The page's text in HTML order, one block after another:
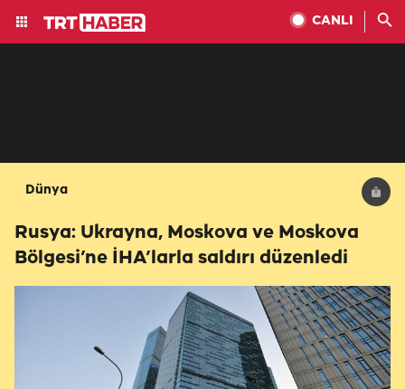
CANLI
Dünya
Rusya: Ukrayna, Moskova ve Moskova
Bölgesi’ne İHA’larla saldırı düzenledi